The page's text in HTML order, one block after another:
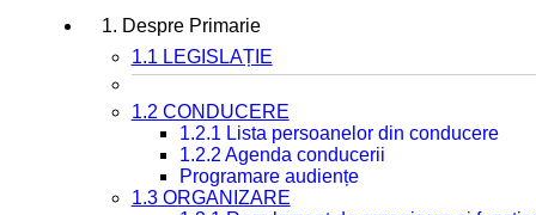
1. Despre Primarie
1.1 LEGISLAȚIE
1.2 CONDUCERE
1.2.1 Lista persoanelor din conducere
1.2.2 Agenda conducerii
Programare audiențe
1.3 ORGANIZARE